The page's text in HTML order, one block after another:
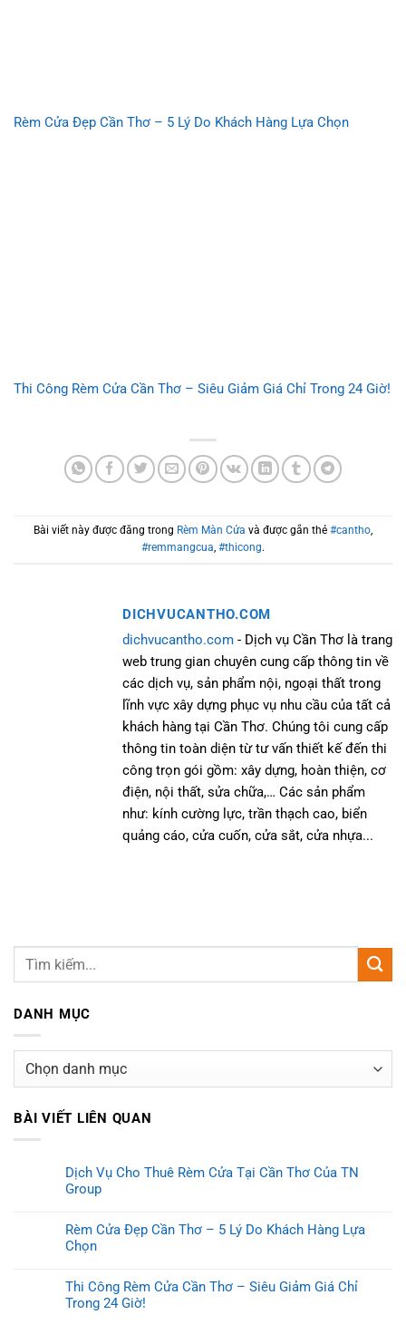
Rèm Cửa Đẹp Cần Thơ – 5 Lý Do Khách Hàng Lựa Chọn
Thi Công Rèm Cửa Cần Thơ – Siêu Giảm Giá Chỉ Trong 24 Giờ!
Bài viết này được đăng trong Rèm Màn Cửa và được gắn thẻ #cantho,
#remmangcua, #thicong.
DICHVUCANTHO.COM
dichvucantho.com - Dịch vụ Cần Thơ là trang
web trung gian chuyên cung cấp thông tin về
các dịch vụ, sản phẩm nội, ngoại thất trong
lĩnh vực xây dựng phục vụ nhu cầu của tất cả
khách hàng tại Cần Thơ. Chúng tôi cung cấp
thông tin toàn diện từ tư vấn thiết kế đến thi
công trọn gói gồm: xây dựng, hoàn thiện, cơ
điện, nội thất, sửa chữa,… Các sản phẩm
như: kính cường lực, trần thạch cao, biển
quảng cáo, cửa cuốn, cửa sắt, cửa nhựa...
DANH MỤC
mục
BÀI VIẾT LIÊN QUAN
Dịch Vụ Cho Thuê Rèm Cửa Tại Cần Thơ Của TN
Group
Rèm Cửa Đẹp Cần Thơ – 5 Lý Do Khách Hàng Lựa
Chọn
Thi Công Rèm Cửa Cần Thơ – Siêu Giảm Giá Chỉ
Trong 24 Giờ!